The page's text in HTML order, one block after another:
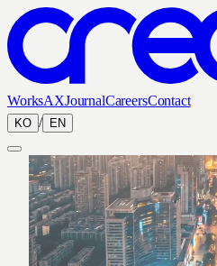
WorksAXJournalCareersContact
KO / EN